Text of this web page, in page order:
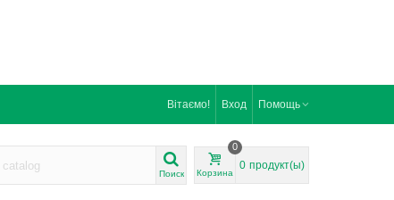
Вітаємо! Вход Помощь
Поиск Корзина
0
0 продукт(ы)